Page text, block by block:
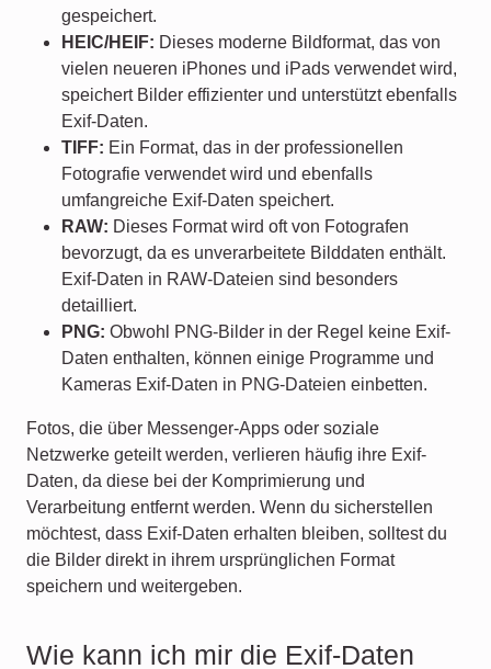
gespeichert.
HEIC/HEIF: Dieses moderne Bildformat, das von
vielen neueren iPhones und iPads verwendet wird,
speichert Bilder effizienter und unterstützt ebenfalls
Exif-Daten.
TIFF: Ein Format, das in der professionellen
Fotografie verwendet wird und ebenfalls
umfangreiche Exif-Daten speichert.
RAW: Dieses Format wird oft von Fotografen
bevorzugt, da es unverarbeitete Bilddaten enthält.
Exif-Daten in RAW-Dateien sind besonders
detailliert.
PNG: Obwohl PNG-Bilder in der Regel keine Exif-
Daten enthalten, können einige Programme und
Kameras Exif-Daten in PNG-Dateien einbetten.
Fotos, die über Messenger-Apps oder soziale
Netzwerke geteilt werden, verlieren häufig ihre Exif-
Daten, da diese bei der Komprimierung und
Verarbeitung entfernt werden. Wenn du sicherstellen
möchtest, dass Exif-Daten erhalten bleiben, solltest du
die Bilder direkt in ihrem ursprünglichen Format
speichern und weitergeben.
Wie kann ich mir die Exif-Daten